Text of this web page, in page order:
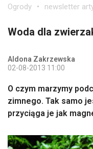
Ogrody newsletter
Woda dla
Aldona Zakrzewska
02-08-2013 11:00
O czym marzymy
zimnego. Tak samo
przyciąga je jak